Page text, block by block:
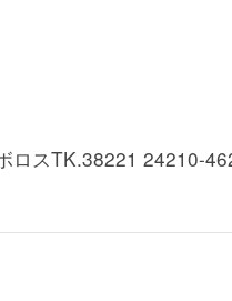
ロスTK.38221 24210-